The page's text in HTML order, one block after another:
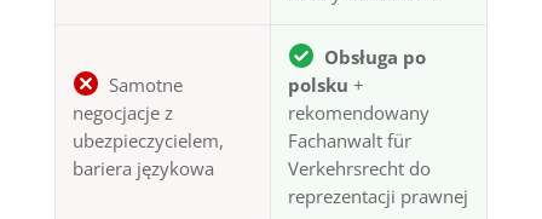
Samotne
negocjacje z
ubezpieczycielem,
bariera językowa
Obsługa po
polsku +
rekomendowany
Fachanwalt für
Verkehrsrecht do
reprezentacji prawnej